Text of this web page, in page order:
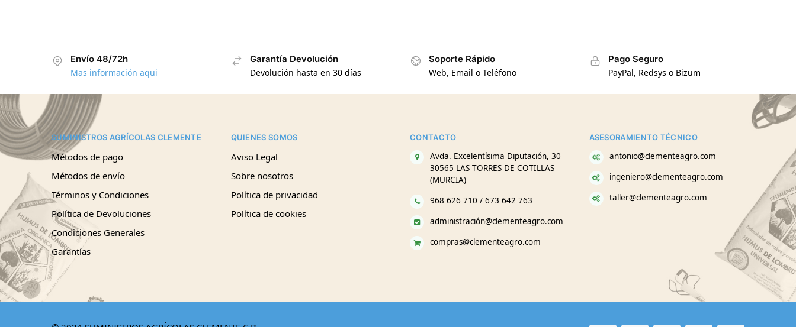
Envío 48/72h
Mas información aqui
Garantía Devolución
Devolución hasta en 30 días
Soporte Rápido
Web, Email o Teléfono
Pago Seguro
PayPal, Redsys o Bizum
SUMINISTROS AGRÍCOLAS CLEMENTE
Métodos de pago
Métodos de envío
Términos y Condiciones
Política de Devoluciones
Condiciones Generales
Garantías
QUIENES SOMOS
Aviso Legal
Sobre nosotros
Política de privacidad
Política de cookies
CONTACTO
Avda. Excelentísima Diputación, 30
30565 LAS TORRES DE COTILLAS
(MURCIA)
968 626 710 / 673 642 763
administración@clementeagro.com
compras@clementeagro.com
ASESORAMIENTO TÉCNICO
antonio@clementeagro.com
ingeniero@clementeagro.com
taller@clementeagro.com